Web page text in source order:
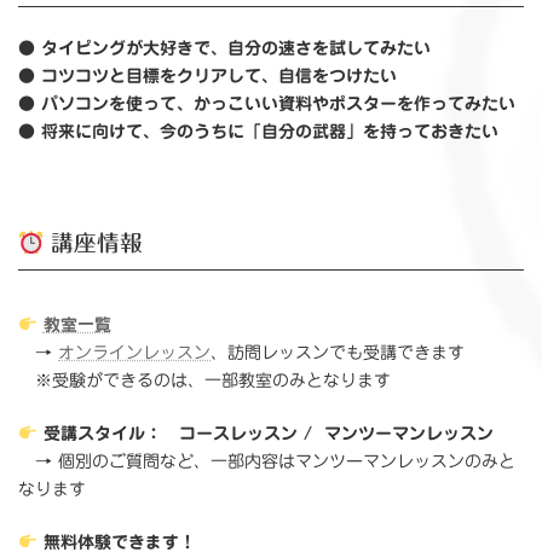
● タイピングが大好きで、自分の速さを試してみたい
● コツコツと目標をクリアして、自信をつけたい
● パソコンを使って、かっこいい資料やポスターを作ってみたい
● 将来に向けて、今のうちに「自分の武器」を持っておきたい
講座情報
教室一覧
→ オンラインレッスン、訪問レッスンでも受講できます
※受験ができるのは、一部教室のみとなります
受講スタイル： コースレッスン /
マンツーマンレッスン
→ 個別のご質問など、一部内容はマンツーマンレッスンのみと
なります
無料体験できます！